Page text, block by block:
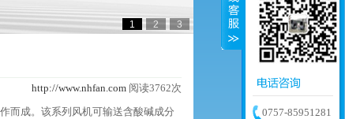
1 2 3
http://www.nhfan.com阅读3762次
而成。该系列风机可输送含酸碱成分
0757-85951281